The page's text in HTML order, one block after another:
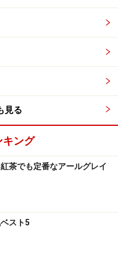
ルグレイのレシピを再
、鮮度も保てるという
の内容をご確認くださ
時または記事公開時点で
見る
キング
茶でも定番なアールグレイ
スト5